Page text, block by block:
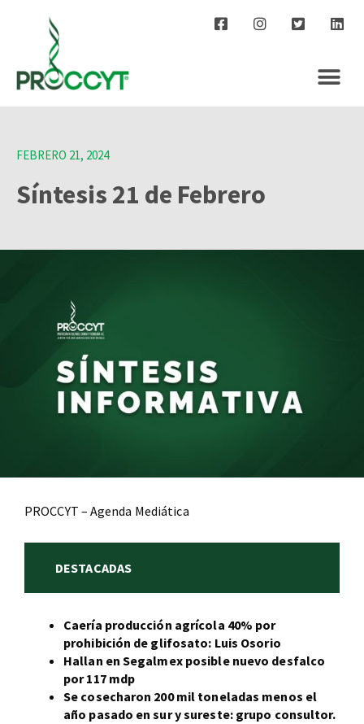
FEBRERO 21, 2024
Síntesis 21 de Febrero
PROCCYT – Agenda Mediática
DESTACADAS
Caería producción agrícola 40% por
prohibición de glifosato: Luis Osorio
Hallan en Segalmex posible nuevo desfalco
por 117 mdp
Se cosecharon 200 mil toneladas menos el
año pasado en sur y sureste: grupo consultor.